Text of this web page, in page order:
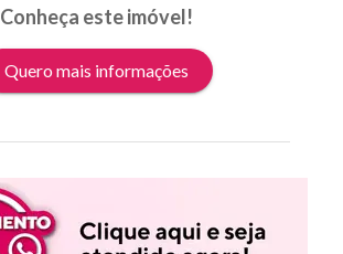
Conheça este imóvel!
Quero mais informações